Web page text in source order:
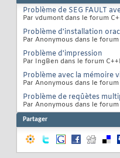
Problème de SEG FAULT
Par vdumont dans le forum
Problème d'installation
Par Anonymous dans le
Problème d'impression
Par IngBen dans le forum
Problème avec la mémoire
Par Anonymous dans le forum
Problème de reqûètes
Par Anonymous dans le forum
Partager